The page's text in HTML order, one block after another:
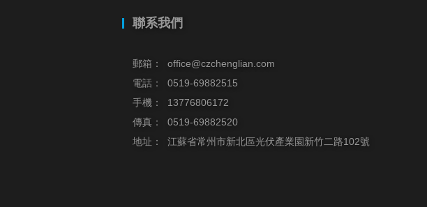
聯系我們
郵箱：
office@czchenglian.com
電話：
0519-69882515
手機：
13776806172
傳真：
0519-69882520
地址：
江蘇省常州市新北區光伏產業園新竹二路102號